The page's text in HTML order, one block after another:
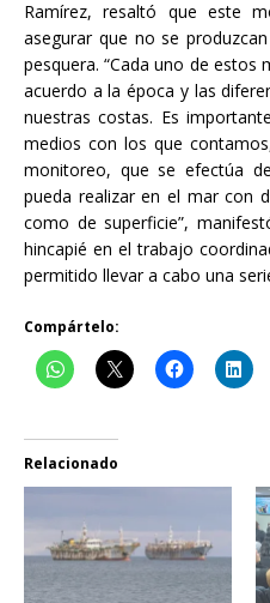
Ramírez, resaltó que este
asegurar que no se
pesquera. “Cada uno de
acuerdo a la época y las
nuestras costas. Es
medios con los que
monitoreo, que se efectúa
pueda realizar en el mar con
como de superficie”,
hincapié en el trabajo
permitido llevar a cabo una
Compártelo:
Relacionado